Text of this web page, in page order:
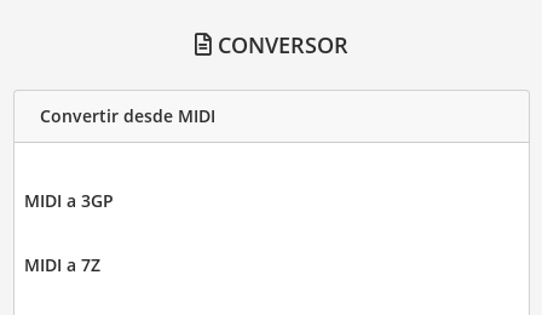
CONVERSOR
Convertir desde MIDI
MIDI a 3GP
MIDI a 7Z